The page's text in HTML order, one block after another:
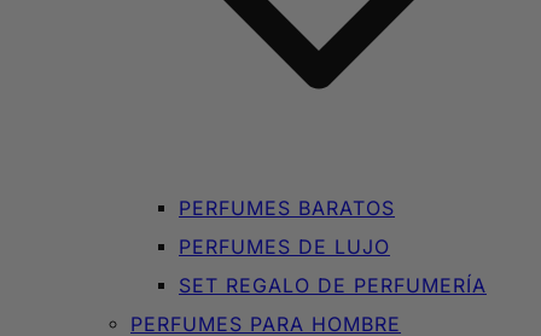
PERFUMES BARATOS
PERFUMES DE LUJO
SET REGALO DE PERFUMERÍA
PERFUMES PARA HOMBRE